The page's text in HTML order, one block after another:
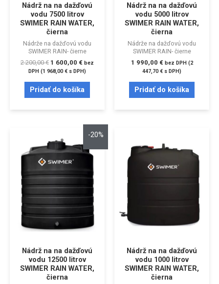
Nádrž na na dažďovú
vodu 7500 litrov
SWIMER RAIN WATER,
čierna
Nádrže na dažďovú vodu
SWIMER RAIN- čierne
2 200,00€ 1 600,00 € bez
DPH (1 968,00€ s DPH)
Pridať do košíka
Nádrž na na dažďovú
vodu 5000 litrov
SWIMER RAIN WATER,
čierna
Nádrže na dažďovú vodu
SWIMER RAIN- čierne
1 990,00 € bez DPH (2
447,70€ s DPH)
Pridať do košíka
-20%
Nádrž na na dažďovú
vodu 12500 litrov
SWIMER RAIN WATER,
čierna
Nádrž na na dažďovú
vodu 1000 litrov
SWIMER RAIN WATER,
čierna